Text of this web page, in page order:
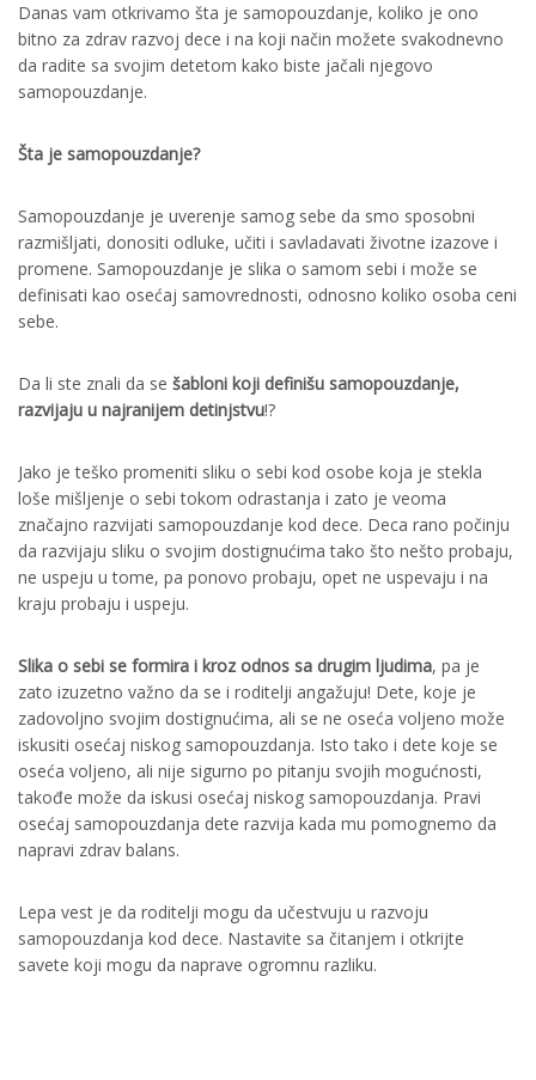
Danas vam otkrivamo šta je samopouzdanje, koliko je ono
bitno za zdrav razvoj dece i na koji način možete svakodnevno
da radite sa svojim detetom kako biste jačali njegovo
samopouzdanje.
Šta je samopouzdanje?
Samopouzdanje je uverenje samog sebe da smo sposobni
razmišljati, donositi odluke, učiti i savladavati životne izazove i
promene. Samopouzdanje je slika o samom sebi i može se
definisati kao osećaj samovrednosti, odnosno koliko osoba ceni
sebe.
Da li ste znali da se šabloni koji definišu samopouzdanje,
razvijaju u najranijem detinjstvu!?
Jako je teško promeniti sliku o sebi kod osobe koja je stekla
loše mišljenje o sebi tokom odrastanja i zato je veoma
značajno razvijati samopouzdanje kod dece. Deca rano počinju
da razvijaju sliku o svojim dostignućima tako što nešto probaju,
ne uspeju u tome, pa ponovo probaju, opet ne uspevaju i na
kraju probaju i uspeju.
Slika o sebi se formira i kroz odnos sa drugim ljudima, pa je
zato izuzetno važno da se i roditelji angažuju! Dete, koje je
zadovoljno svojim dostignućima, ali se ne oseća voljeno može
iskusiti osećaj niskog samopouzdanja. Isto tako i dete koje se
oseća voljeno, ali nije sigurno po pitanju svojih mogućnosti,
takođe može da iskusi osećaj niskog samopouzdanja. Pravi
osećaj samopouzdanja dete razvija kada mu pomognemo da
napravi zdrav balans.
Lepa vest je da roditelji mogu da učestvuju u razvoju
samopouzdanja kod dece. Nastavite sa čitanjem i otkrijte
savete koji mogu da naprave ogromnu razliku.